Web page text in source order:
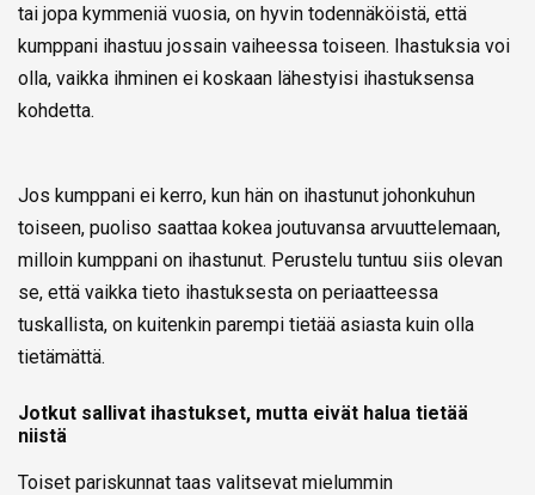
tai jopa kymmeniä vuosia, on hyvin todennäköistä, että
kumppani ihastuu jossain vaiheessa toiseen. Ihastuksia voi
olla, vaikka ihminen ei koskaan lähestyisi ihastuksensa
kohdetta.
Jos kumppani ei kerro, kun hän on ihastunut johonkuhun
toiseen, puoliso saattaa kokea joutuvansa arvuuttelemaan,
milloin kumppani on ihastunut. Perustelu tuntuu siis olevan
se, että vaikka tieto ihastuksesta on periaatteessa
tuskallista, on kuitenkin parempi tietää asiasta kuin olla
tietämättä.
Jotkut sallivat ihastukset, mutta eivät halua tietää
niistä
Toiset pariskunnat taas valitsevat mielummin